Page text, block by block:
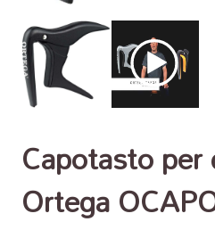
Capotasto per
Ortega